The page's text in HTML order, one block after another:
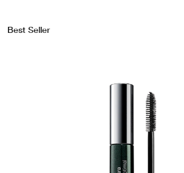
Best Seller